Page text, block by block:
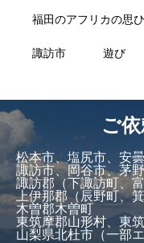
福田のアフリカの思
諏訪市 遊び
ご
松本市、塩尻市、安
諏訪市、岡谷市、茅
諏訪郡（下諏訪町、
上伊那郡（辰野町、
木曽郡木曽町
東筑摩郡山形村、東
山梨県北杜市（一部エ